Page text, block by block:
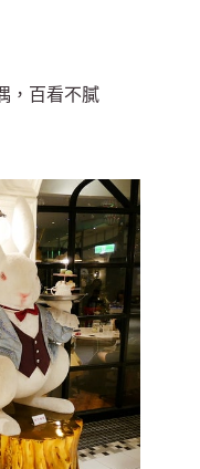
，百看不膩